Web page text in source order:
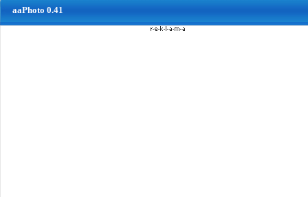
aaPhoto 0.41